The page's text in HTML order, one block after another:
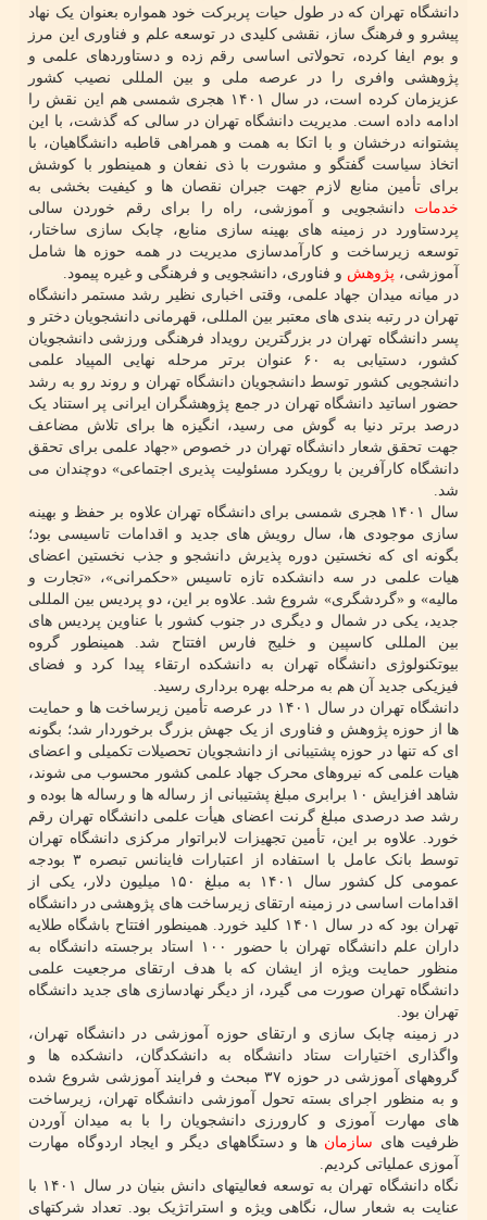
دانشگاه تهران که در طول حیات پربرکت خود همواره بعنوان یک نهاد
پیشرو و فرهنگ ساز، نقشی کلیدی در توسعه علم و فناوری این مرز
و بوم ایفا کرده، تحولاتی اساسی رقم زده و دستاوردهای علمی و
پژوهشی وافری را در عرصه ملی و بین المللی نصیب کشور
عزیزمان کرده است، در سال ۱۴۰۱ هجری شمسی هم این نقش را
ادامه داده است. مدیریت دانشگاه تهران در سالی که گذشت، با این
پشتوانه درخشان و با اتکا به همت و همراهی قاطبه دانشگاهیان، با
اتخاذ سیاست گفتگو و مشورت با ذی نفعان و همینطور با کوشش
برای تأمین منابع لازم جهت جبران نقصان ها و کیفیت بخشی به
خدمات دانشجویی و آموزشی، راه را برای رقم خوردن سالی
پردستاورد در زمینه های بهینه سازی منابع، چابک سازی ساختار،
توسعه زیرساخت و کارآمدسازی مدیریت در همه حوزه ها شامل
آموزشی، پژوهش و فناوری، دانشجویی و فرهنگی و غیره پیمود.
در میانه میدان جهاد علمی، وقتی اخباری نظیر رشد مستمر دانشگاه
تهران در رتبه بندی های معتبر بین المللی، قهرمانی دانشجویان دختر و
پسر دانشگاه تهران در بزرگترین رویداد فرهنگی ورزشی دانشجویان
کشور، دستیابی به ۶۰ عنوان برتر مرحله نهایی المپیاد علمی
دانشجویی کشور توسط دانشجویان دانشگاه تهران و روند رو به رشد
حضور اساتید دانشگاه تهران در جمع پژوهشگران ایرانی پر استناد یک
درصد برتر دنیا به گوش می رسید، انگیزه ها برای تلاش مضاعف
جهت تحقق شعار دانشگاه تهران در خصوص «جهاد علمی برای تحقق
دانشگاه کارآفرین با رویکرد مسئولیت پذیری اجتماعی» دوچندان می
شد.
سال ۱۴۰۱ هجری شمسی برای دانشگاه تهران علاوه بر حفظ و بهینه
سازی موجودی ها، سال رویش های جدید و اقدامات تاسیسی بود؛
بگونه ای که نخستین دوره پذیرش دانشجو و جذب نخستین اعضای
هیات علمی در سه دانشکده تازه تاسیس «حکمرانی»، «تجارت و
مالیه» و «گردشگری» شروع شد. علاوه بر این، دو پردیس بین المللی
جدید، یکی در شمال و دیگری در جنوب کشور با عناوین پردیس های
بین المللی کاسپین و خلیج فارس افتتاح شد. همینطور گروه
بیوتکنولوژی دانشگاه تهران به دانشکده ارتقاء پیدا کرد و فضای
فیزیکی جدید آن هم به مرحله بهره برداری رسید.
دانشگاه تهران در سال ۱۴۰۱ در عرصه تأمین زیرساخت ها و حمایت
ها از حوزه پژوهش و فناوری از یک جهش بزرگ برخوردار شد؛ بگونه
ای که تنها در حوزه پشتیبانی از دانشجویان تحصیلات تکمیلی و اعضای
هیات علمی که نیروهای محرک جهاد علمی کشور محسوب می شوند،
شاهد افزایش ۱۰ برابری مبلغ پشتیبانی از رساله ها و رساله ها بوده و
رشد صد درصدی مبلغ گرنت اعضای هیأت علمی دانشگاه تهران رقم
خورد. علاوه بر این، تأمین تجهیزات لابراتوار مرکزی دانشگاه تهران
توسط بانک عامل با استفاده از اعتبارات فاینانس تبصره ۳ بودجه
عمومی کل کشور سال ۱۴۰۱ به مبلغ ۱۵۰ میلیون دلار، یکی از
اقدامات اساسی در زمینه ارتقای زیرساخت های پژوهشی در دانشگاه
تهران بود که در سال ۱۴۰۱ کلید خورد. همینطور افتتاح باشگاه طلایه
داران علم دانشگاه تهران با حضور ۱۰۰ استاد برجسته دانشگاه به
منظور حمایت ویژه از ایشان که با هدف ارتقای مرجعیت علمی
دانشگاه تهران صورت می گیرد، از دیگر نهادسازی های جدید دانشگاه
تهران بود.
در زمینه چابک سازی و ارتقای حوزه آموزشی در دانشگاه تهران،
واگذاری اختیارات ستاد دانشگاه به دانشکدگان، دانشکده ها و
گروههای آموزشی در حوزه ۳۷ مبحث و فرایند آموزشی شروع شده
و به منظور اجرای بسته تحول آموزشی دانشگاه تهران، زیرساخت
های مهارت آموزی و کارورزی دانشجویان را با به میدان آوردن
ظرفیت های سازمان ها و دستگاههای دیگر و ایجاد اردوگاه مهارت
آموزی عملیاتی کردیم.
نگاه دانشگاه تهران به توسعه فعالیتهای دانش بنیان در سال ۱۴۰۱ با
عنایت به شعار سال، نگاهی ویژه و استراتژیک بود. تعداد شرکتهای